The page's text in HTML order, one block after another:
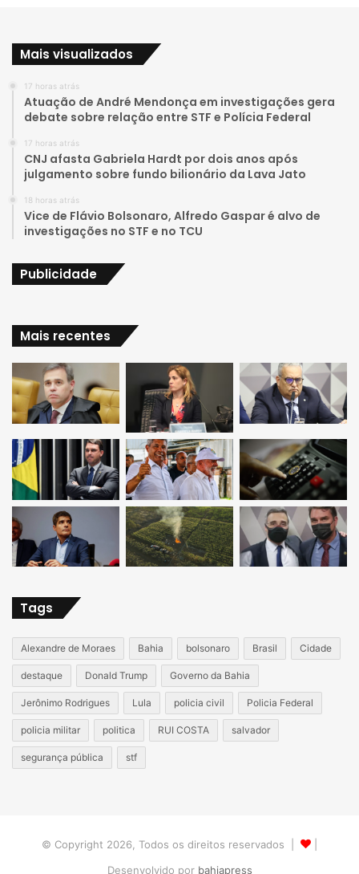
b
e
a
g
r
m
Mais visualizados
17 horas atrás
Atuação de André Mendonça em investigações gera
debate sobre relação entre STF e Polícia Federal
17 horas atrás
CNJ afasta Gabriela Hardt por dois anos após
julgamento sobre fundo bilionário da Lava Jato
18 horas atrás
Vice de Flávio Bolsonaro, Alfredo Gaspar é alvo de
investigações no STF e no TCU
Publicidade
Mais recentes
Tags
Alexandre de Moraes Bahia bolsonaro Brasil Cidade
destaque Donald Trump Governo da Bahia
Jerônimo Rodrigues Lula policia civil Policia Federal
policia militar politica RUI COSTA salvador
segurança pública stf
© Copyright 2026, Todos os direitos reservados |
Desenvolvido por bahiapress